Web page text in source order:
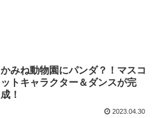
かみね動物園にパンダ？！マスコ
ットキャラクター＆ダンスが完
成！
2023.04.30